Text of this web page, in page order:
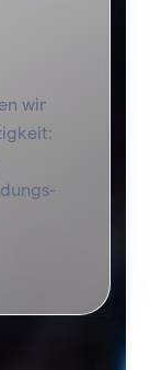
wir